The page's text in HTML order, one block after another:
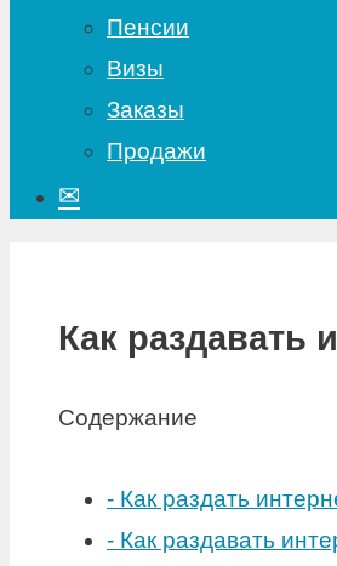
Пенсии
Визы
Заказы
Продажи
✉
Как раздавать
Содержание
- Как раздать
- Как раздавать